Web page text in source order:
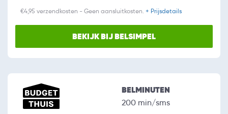
€4,95 verzendkosten - Geen aansluitkosten. + Prijsdetails
BEKIJK BIJ BELSIMPEL
BELMINUTEN
200 min/sms